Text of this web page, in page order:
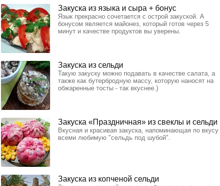
Закуска из языка и сыра + бонус
Язык прекрасно сочетается с острой закуской. А
бонусом является майонез, который готов через 5
минут и качестве продуктов вы уверены.
Закуска из сельди
Такую закуску можно подавать в качестве салата, а
также как бутербродную массу, которую наносят на
обжаренные тосты - так вкуснее.)
Закуска «Праздничная» из свеклы и сельди
Вкусная и красивая закуска, напоминающая по вкусу
всеми любимую "сельдь под шубой".
Закуска из копченой сельди